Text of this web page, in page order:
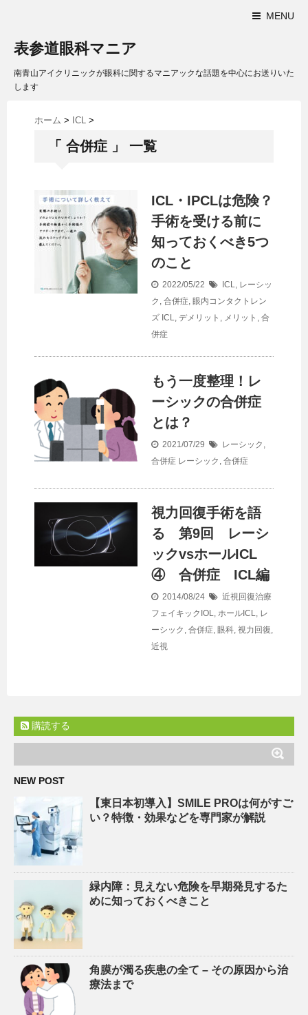
MENU
表参道眼科マニア
南青山アイクリニックが眼科に関するマニアックな話題を中心にお送りいた
します
ホーム > ICL >
「 合併症 」 一覧
ICL・IPCLは危険？
手術を受ける前に
知っておくべき5つ
のこと
2022/05/22 ICL, レーシッ
ク , 合併症, 眼内コンタクトレン
ズ ICL, デメリット , メリット , 合
併症
もう一度整理！レ
ーシックの合併症
とは？
2021/07/29 レーシック ,
合併症 レーシック , 合併症
視力回復手術を語
る 第9回 レーシ
ックvsホールICL
④ 合併症 ICL編
2014/08/24
近視回復治療
フェイキックIOL, ホールICL, レ
ーシック , 合併症, 眼科, 視力回復,
近視
購読する
NEW POST
【東日本初導入】SMILE PROは何がすご
い？特徴・効果などを専門家が解説
緑内障：見えない危険を早期発見するた
めに知っておくべきこと
角膜が濁る疾患の全て – その原因から治
療法まで